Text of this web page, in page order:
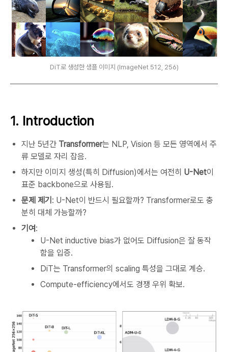
DiT로 생성한 샘플 이미지 (ImageNet 512, 256)
1. Introduction
지난 5년간 Transformer는 NLP, Vision 등 모든 영역에서 주
류 모델로 자리 잡음.
하지만 이미지 생성(특히 Diffusion)에서는 여전히 U-Net이
표준 backbone으로 사용됨.
문제 제기 : U-Net이 반드시 필요할까? Transformer로도 충
분히 대체 가능할까?
기여:
U-Net inductive bias가 없어도 Diffusion은 잘 동작
함을 입증.
DiT는 Transformer의 scaling 특성을 그대로 계승.
Compute-efficiency에서도 경쟁 우위 확보.